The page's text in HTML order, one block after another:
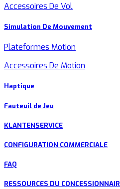
Accessoires De Vol
Simulation De Mouvement
Plateformes Motion
Accessoires De Motion
Haptique
Fauteuil de Jeu
KLANTENSERVICE
CONFIGURATION COMMERCIALE
FAQ
RESSOURCES DU